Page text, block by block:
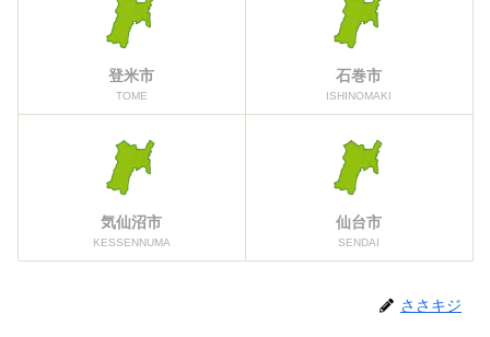
登米市
TOME
石巻市
ISHINOMAKI
気仙沼市
KESSENNUMA
仙台市
SENDAI
ささキジ